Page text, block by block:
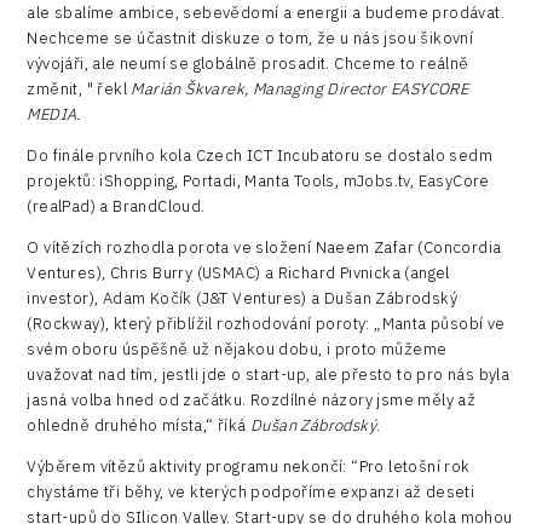
ale sbalíme ambice, sebevědomí a energii a budeme prodávat.
Nechceme se účastnit diskuze o tom, že u nás jsou šikovní
vývojáři, ale neumí se globálně prosadit. Chceme to reálně
změnit, " řekl Marián Škvarek, Managing Director EASYCORE
MEDIA.
Do finále prvního kola Czech ICT Incubatoru se dostalo sedm
projektů: iShopping, Portadi, Manta Tools, mJobs.tv, EasyCore
(realPad) a BrandCloud.
O vítězích rozhodla porota ve složení Naeem Zafar (Concordia
Ventures), Chris Burry (USMAC) a Richard Pivnicka (angel
investor), Adam Kočík (J&T Ventures) a Dušan Zábrodský
(Rockway), který přiblížil rozhodování poroty: „Manta působí ve
svém oboru úspěšně už nějakou dobu, i proto můžeme
uvažovat nad tím, jestli jde o start-up, ale přesto to pro nás byla
jasná volba hned od začátku. Rozdílné názory jsme měly až
ohledně druhého místa,“ říká Dušan Zábrodský.
Výběrem vítězů aktivity programu nekončí: “Pro letošní rok
chystáme tři běhy, ve kterých podpoříme expanzi až deseti
start-upů do SIlicon Valley. Start-upy se do druhého kola mohou